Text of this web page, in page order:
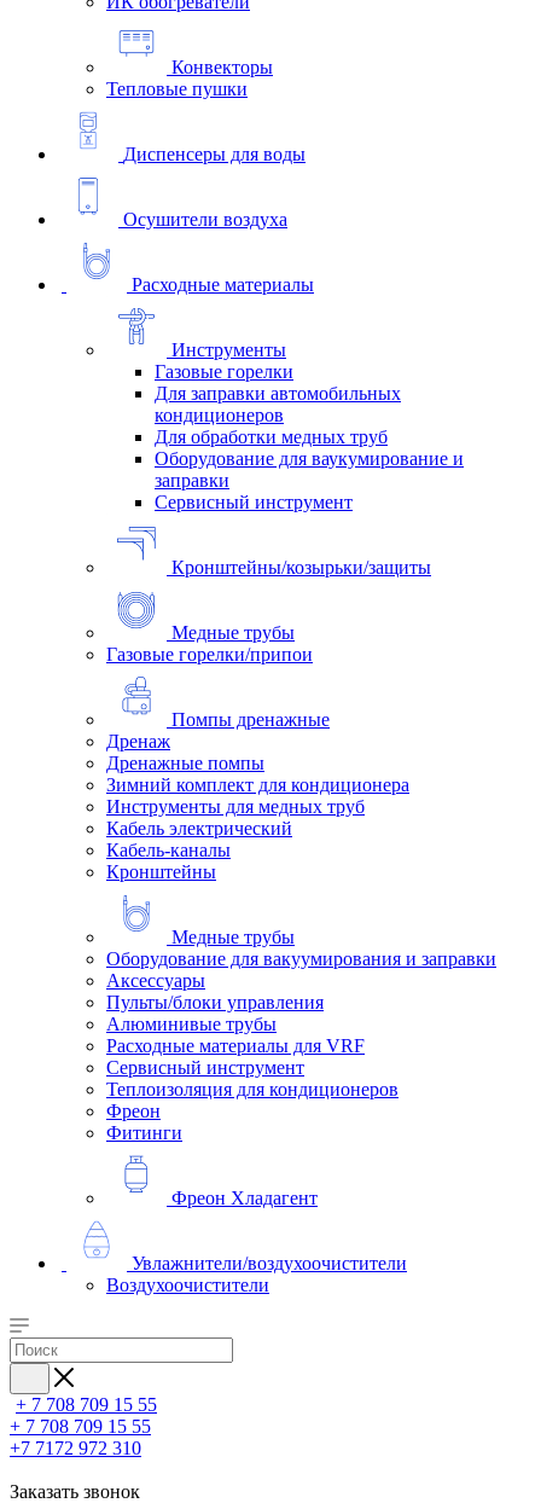
Конвекторы
Тепловые пушки
Диспенсеры для воды
Осушители воздуха
Расходные материалы
Инструменты
Газовые горелки
Для заправки автомобильных
кондиционеров
Для обработки медных труб
Оборудование для ваукумирование и
заправки
Сервисный инструмент
Кронштейны/козырьки/защиты
Медные трубы
Газовые горелки/припои
Помпы дренажные
Дренаж
Дренажные помпы
Зимний комплект для кондиционера
Инструменты для медных труб
Кабель электрический
Кабель-каналы
Кронштейны
Медные трубы
Оборудование для вакуумирования и заправки
Аксессуары
Пульты/блоки управления
Алюминивые трубы
Расходные материалы для VRF
Сервисный инструмент
Теплоизоляция для кондиционеров
Фреон
Фитинги
Фреон Хладагент
Увлажнители/воздухоочистители
Воздухоочистители
+ 7 708 709 15 55
+ 7 708 709 15 55
+7 7172 972 310
Заказать звонок